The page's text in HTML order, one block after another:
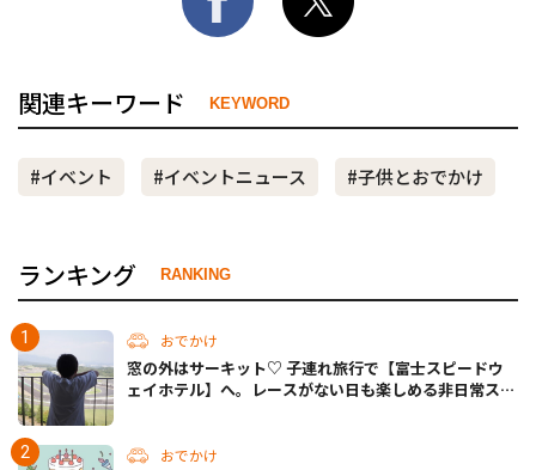
関連キーワード KEYWORD
#イベント #イベントニュース #子供とおでかけ
ランキング RANKING
おでかけ
窓の外はサーキット♡ 子連れ旅行で【富士スピードウ
ェイホテル】へ。レースがない日も楽しめる非日常ステ
おでかけ